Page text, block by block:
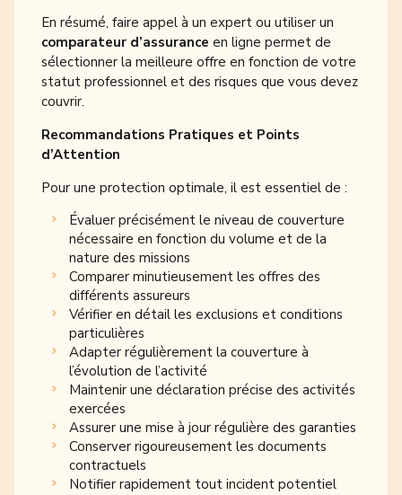
En résumé, faire appel à un expert ou utiliser un
comparateur d’assurance en ligne permet de
sélectionner la meilleure offre en fonction de votre
statut professionnel et des risques que vous devez
couvrir.
Recommandations Pratiques et Points
d’Attention
Pour une protection optimale, il est essentiel de :
Évaluer précisément le niveau de couverture
nécessaire en fonction du volume et de la
nature des missions
Comparer minutieusement les offres des
différents assureurs
Vérifier en détail les exclusions et conditions
particulières
Adapter régulièrement la couverture à
l’évolution de l’activité
Maintenir une déclaration précise des activités
exercées
Assurer une mise à jour régulière des garanties
Conserver rigoureusement les documents
contractuels
Notifier rapidement tout incident potentiel